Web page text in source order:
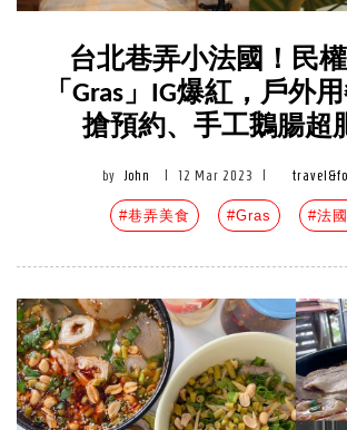
台北巷弄小法國！民
「Gras」IG爆紅，戶外
搶預約、手工鵝腸超
by John 12 Mar 2023
#巷弄美食 #Gras #法